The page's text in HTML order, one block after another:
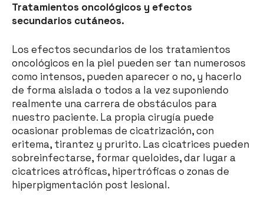
Tratamientos oncológicos y efectos
secundarios cutáneos.
Los efectos secundarios de los tratamientos
oncológicos en la piel pueden ser tan numerosos
como intensos, pueden aparecer o no, y hacerlo
de forma aislada o todos a la vez suponiendo
realmente una carrera de obstáculos para
nuestro paciente. La propia cirugía puede
ocasionar problemas de cicatrización, con
eritema, tirantez y prurito. Las cicatrices pueden
sobreinfectarse, formar queloides, dar lugar a
cicatrices atróficas, hipertróficas o zonas de
hiperpigmentación post lesional.